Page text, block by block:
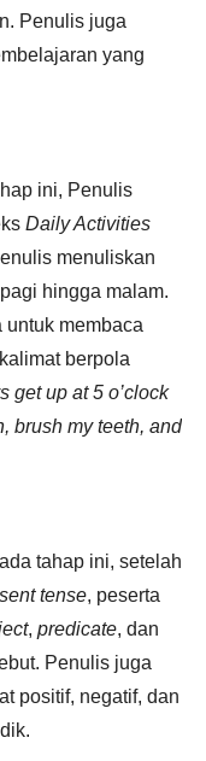
Penulis juga
yang
ini, Penulis
Daily Activities
menuliskan
hingga malam.
untuk membaca
berpola
get up at 5 o’clock
brush my teeth, and
tahap ini, setelah
tense, peserta
, predicate, dan
Penulis juga
positif, negatif, dan